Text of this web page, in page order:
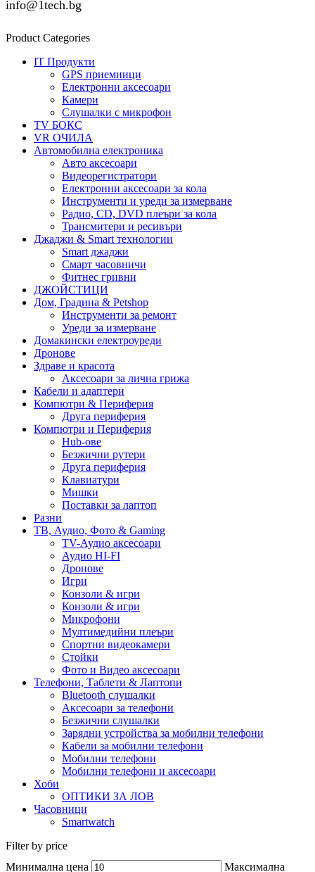
info@1tech.bg
Product Categories
IT Продукти
GPS приемници
Електронни аксесоари
Камери
Слушалки с микрофон
TV БОКС
VR ОЧИЛА
Автомобилна електроника
Авто аксесоари
Видеорегистратори
Електронни аксесоари за кола
Инструменти и уреди за измерване
Радио, CD, DVD плеъри за кола
Трансмитери и ресивъри
Джаджи & Smart технологии
Smart джаджи
Смарт часовничи
Фитнес гривни
ДЖОЙСТИЦИ
Дом, Градина & Petshop
Инструменти за ремонт
Уреди за измерване
Домакински електроуреди
Дронове
Здраве и красота
Аксесоари за лична грижа
Кабели и адаптери
Компютри & Периферия
Друга периферия
Компютри и Периферия
Hub-ове
Безжични рутери
Друга периферия
Клавиатури
Мишки
Поставки за лаптоп
Разни
ТВ, Аудио, Фото & Gaming
TV-Аудио аксесоари
Аудио HI-FI
Дронове
Игри
Конзоли & игри
Конзоли & игри
Микрофони
Мултимедийни плеъри
Спортни видеокамери
Стойки
Фото и Видео аксесоари
Телефони, Таблети & Лаптопи
Bluetooth слушалки
Аксесоари за телефони
Безжични слушалки
Зарядни устройства за мобилни телефони
Кабели за мобилни телефони
Мобилни телефони
Мобилни телефони и аксесоари
Хоби
ОПТИКИ ЗА ЛОВ
Часовници
Smartwatch
Filter by price
Минимална цена
Максимална